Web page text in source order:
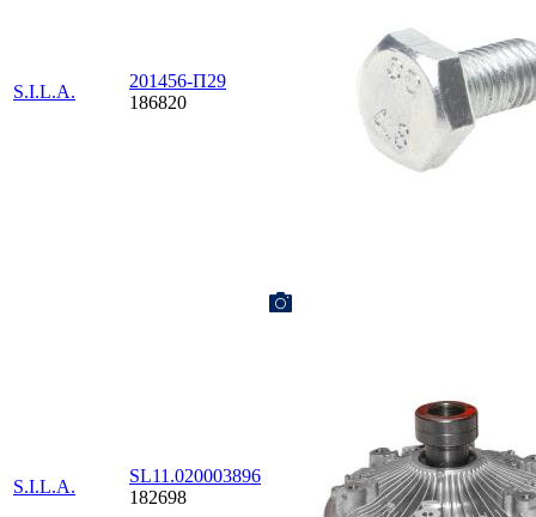
S.I.L.A.
201456-П29
186820
S.I.L.A.
SL11.020003896
182698